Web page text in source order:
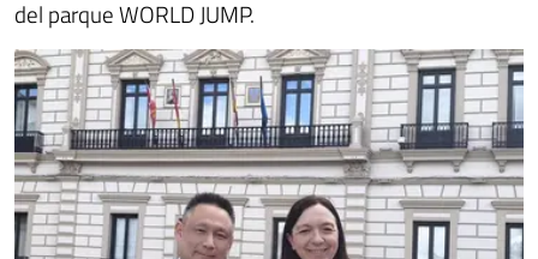
del parque WORLD JUMP.